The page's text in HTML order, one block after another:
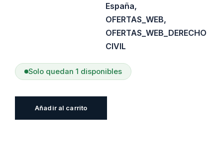
España,
OFERTAS_WEB,
OFERTAS_WEB_DERECHO
CIVIL
Solo quedan 1 disponibles
Añadir al carrito